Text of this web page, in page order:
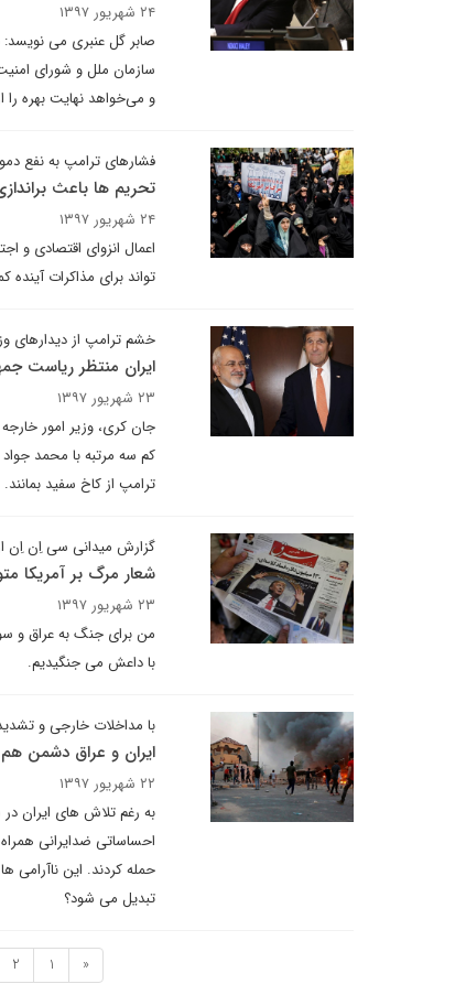
۲۴ شهریور ۱۳۹۷
صابر گل عنبری می
سازمان ملل و شورای
و می‌خواهد نهایت بهره را
فشارهای ترامپ به نفع
تحریم ها باعث
۲۴ شهریور ۱۳۹۷
اعمال انزوای اقتصادی و
تواند برای مذاکرات
خشم ترامپ از دیدارهای
ایران منتظر ریاست
۲۳ شهریور ۱۳۹۷
جان کری، وزیر امور
کم سه مرتبه با محمد
ترامپ از کاخ سفید
گزارش میدانی سی اِن اِن
شعار مرگ بر آمریکا
۲۳ شهریور ۱۳۹۷
من برای جنگ به عراق و
با داعش می جنگیدیم.
با مداخلات خارجی و
ایران و عراق دشمن
۲۲ شهریور ۱۳۹۷
به رغم تلاش های ایران
احساساتی ضدایرانی
حمله کردند. این ناآرامی
تبدیل می شود؟
«
1
2